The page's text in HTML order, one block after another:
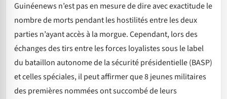
Guinéenews n’est pas en mesure de dire avec exactitude le
nombre de morts pendant les hostilités entre les deux
parties n’ayant accès à la morgue. Cependant, lors des
échanges des tirs entre les forces loyalistes sous le label
du bataillon autonome de la sécurité présidentielle (BASP)
et celles spéciales, il peut affirmer que 8 jeunes militaires
des premières nommées ont succombé de leurs